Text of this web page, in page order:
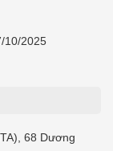
10/2025
68 Dương